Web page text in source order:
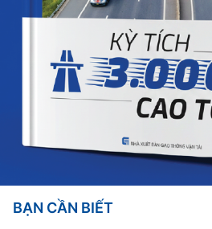
BẠN CẦN BIẾT